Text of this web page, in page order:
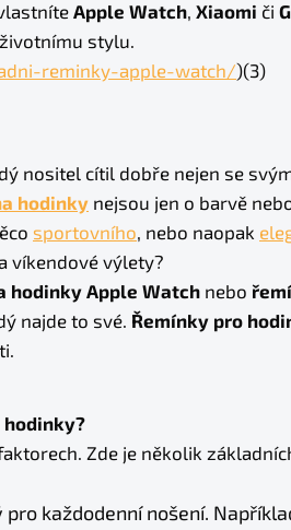
Apple Watch, Xiaomi či
stylu.
reminky-apple-watch/)(3)
nositel cítil dobře nejen se
hodinky nejsou jen o barvě
sportovního, nebo naopak
víkendové výlety?
hodinky Apple Watch nebo
najde to své. Řemínky pro
Zde je několik
každodenní nošení.